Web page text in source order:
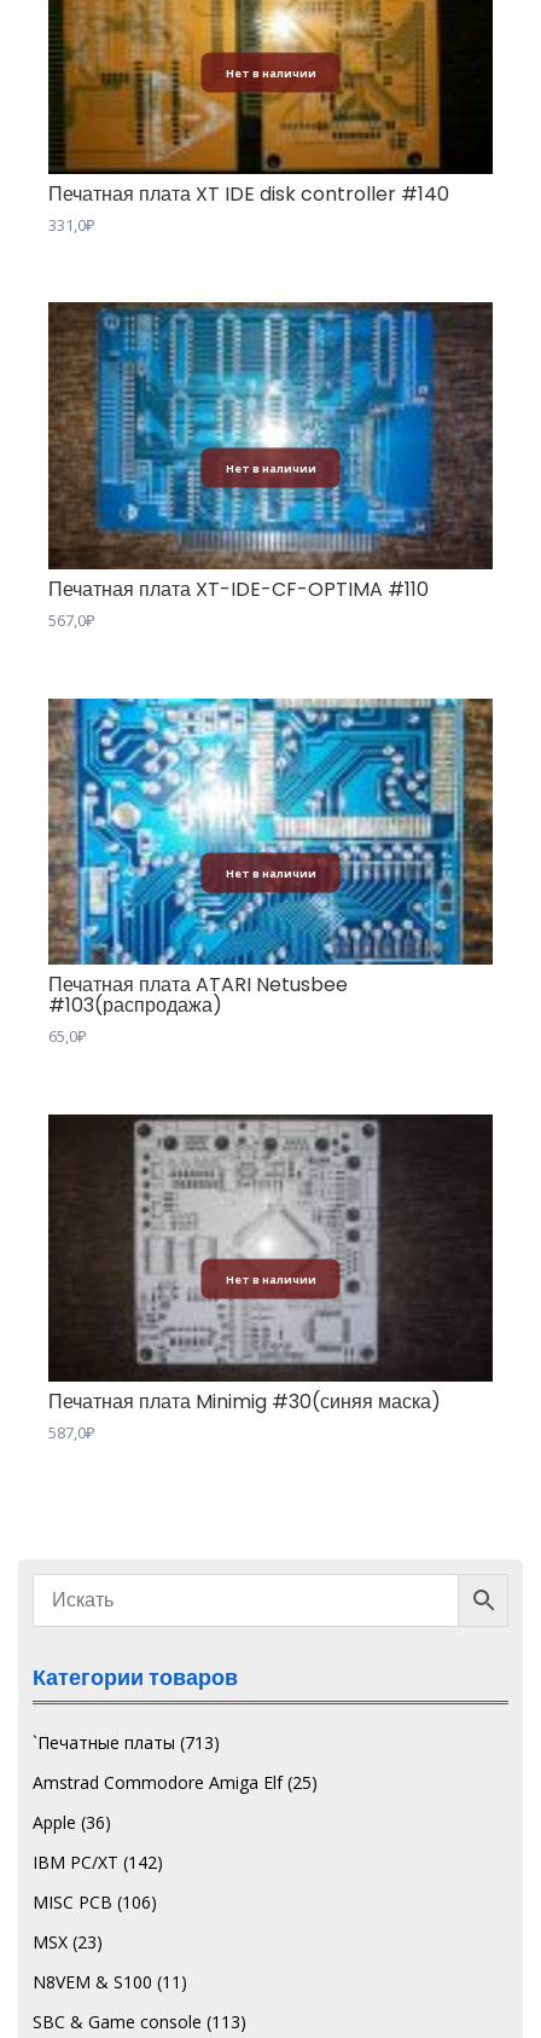
Нет в наличии
Печатная плата XT IDE disk controller #140
331,0₽
Нет в наличии
Печатная плата XT-IDE-CF-OPTIMA #110
567,0₽
Нет в наличии
Печатная плата ATARI Netusbee
#103(распродажа)
65,0₽
Нет в наличии
Печатная плата Minimig #30(синяя маска)
587,0₽
Категории товаров
`Печатные платы (713)
Amstrad Commodore Amiga Elf(25)
Apple (36)
IBM PC/XT (142)
MISC PCB (106)
MSX (23)
N8VEM & S100 (11)
SBC & Game console (113)